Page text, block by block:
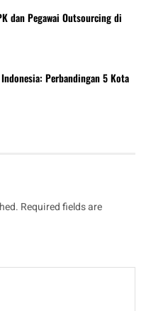
dan Pegawai Outsourcing di
Perbandingan 5 Kota
Required fields are